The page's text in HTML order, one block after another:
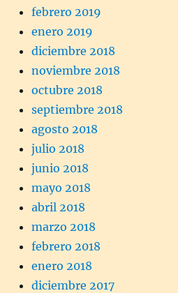
febrero 2019
enero 2019
diciembre 2018
noviembre 2018
octubre 2018
septiembre 2018
agosto 2018
julio 2018
junio 2018
mayo 2018
abril 2018
marzo 2018
febrero 2018
enero 2018
diciembre 2017